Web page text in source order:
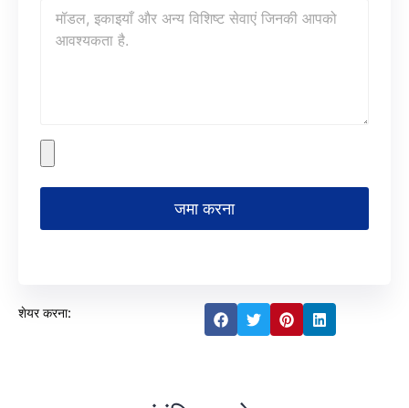
जमा करना
शेयर करना: